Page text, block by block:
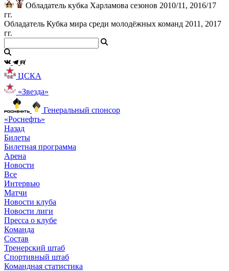
Обладатель кубка Харламова сезонов 2010/11, 2016/17
гг.
Обладатель Кубка мира среди молодёжных команд 2011, 2017
гг.
ЦСКА
«Звезда»
Генеральный спонсор
«Роснефть»
Назад
Билеты
Билетная программа
Арена
Новости
Все
Интервью
Матчи
Новости клуба
Новости лиги
Пресса о клубе
Команда
Состав
Тренерский штаб
Спортивный штаб
Командная статистика